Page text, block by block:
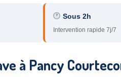
Sous 2h
Intervention rapide 7j/7
à Pancy